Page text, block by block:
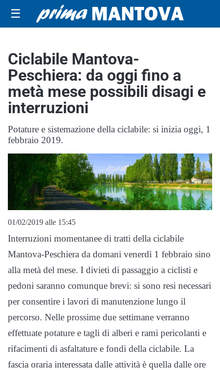
☰
Ciclabile Mantova-
Peschiera: da oggi fino a
metà mese possibili disagi e
interruzioni
Potature e sistemazione della ciclabile: si inizia oggi, 1
febbraio 2019.
01/02/2019 alle 15:45
Interruzioni momentanee di tratti della ciclabile
Mantova-Peschiera da domani venerdì 1 febbraio sino
alla metà del mese. I divieti di passaggio a ciclisti e
pedoni saranno comunque brevi: si sono resi necessari
per consentire i lavori di manutenzione lungo il
percorso. Nelle prossime due settimane verranno
effettuate potature e tagli di alberi e rami pericolanti e
rifacimenti di asfaltature e fondi della ciclabile. La
fascia oraria interessata dalle attività è quella dalle ore